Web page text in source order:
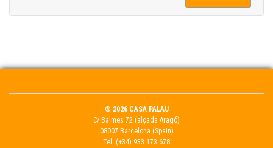
© 2026 CASA PALAU
C/ Balmes 72 (alçada Aragó)
08007 Barcelona (Spain)
Tel. (+34) 933 173 678